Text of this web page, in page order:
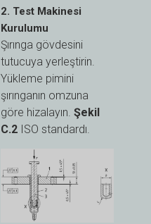
2. Test Makinesi
Kurulumu
Şırınga gövdesini
tutucuya yerleştirin.
Yükleme pimini
şırınganın omzuna
göre hizalayın. Şekil
C.2 ISO standardı.